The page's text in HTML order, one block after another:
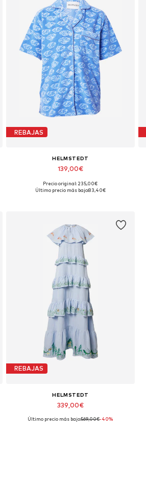
REBAJAS
HELMSTEDT
139,00€
Tallas disponibles: XS
Precio original: 235,00€
Último precio más bajo:83,40€
REBAJAS
HELMSTEDT
339,00€
Tallas disponibles: 38
Último precio más bajo:569,00€-40%